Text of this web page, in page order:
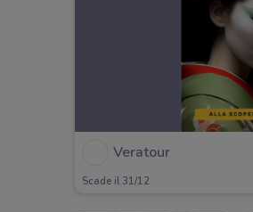
Veratour
Scade il 31/12